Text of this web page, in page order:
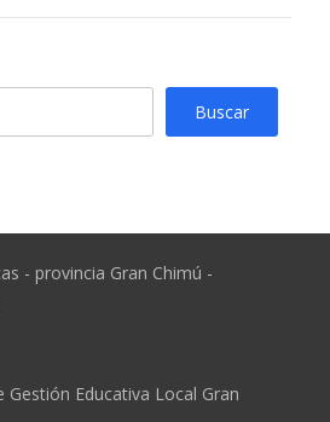
Buscar
- provincia Gran Chimú -
Educativa Local Gran